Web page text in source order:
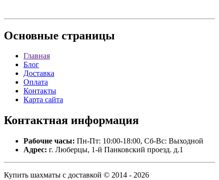
Основные страницы
Главная
Блог
Доставка
Оплата
Контакты
Карта сайта
Контактная информация
Рабочие часы: Пн-Пт: 10:00-18:00, Сб-Вс: Выходной
Адрес: г. Люберцы, 1-й Панковский проезд. д.1
Купить шахматы с доставкой © 2014 - 2026